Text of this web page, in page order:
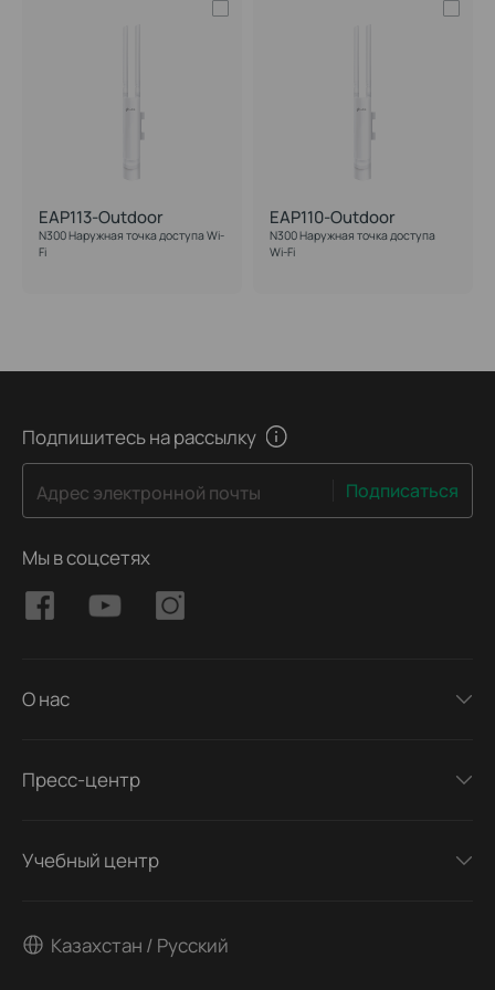
EAP113-Outdoor
N300 Наружная точка доступа Wi-
Fi
EAP110-Outdoor
N300 Наружная точка доступа
Wi‑Fi
Подпишитесь на рассылку
Адрес электронной почты Подписаться
Мы в соцсетях
О нас
Пресс-центр
Учебный центр
Казахстан / Русский